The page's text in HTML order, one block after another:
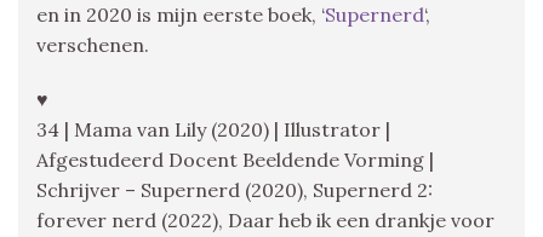
en in 2020 is mijn eerste boek, ‘Supernerd‘,
verschenen.
♥
34 | Mama van Lily (2020) | Illustrator |
Afgestudeerd Docent Beeldende Vorming |
Schrijver – Supernerd (2020), Supernerd 2:
forever nerd (2022), Daar heb ik een drankje voor